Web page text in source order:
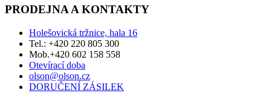
PRODEJNA A KONTAKTY
Holešovická tržnice, hala 16
Tel.: +420 220 805 300
Mob.+420 602 158 558
Otevírací doba
olson@olson.cz
DORUČENÍ ZÁSILEK